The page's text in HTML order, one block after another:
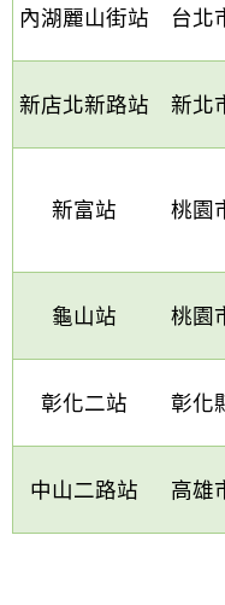
內湖麗山街站 台北
新店北新路站 新北
新富站 桃園
龜山站 桃園
彰化二站 彰化
中山二路站 高雄